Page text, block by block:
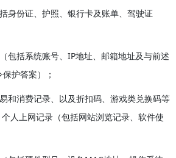
身份证、护照、银行卡及账单、驾驶证
包括系统账号、IP地址、邮箱地址及与前述
护答案）；
和消费记录、以及折扣码、游戏类兑换码等
人上网记录（包括网站浏览记录、软件使